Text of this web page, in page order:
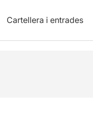
Cartellera i entrades